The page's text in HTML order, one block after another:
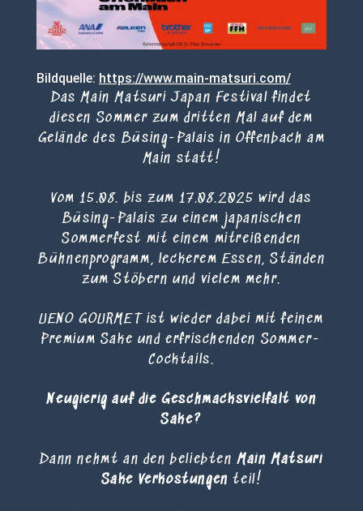
Bildquelle: https://www.main-matsuri.com/
Das Main Matsuri Japan Festival findet
diesen Sommer zum dritten Mal auf dem
Gelände des Büsing-Palais in Offenbach am
Main statt!
Vom 15.08. bis zum 17.08.2025 wird das
Büsing-Palais zu einem japanischen
Sommerfest mit einem mitreißenden
Bühnenprogramm, leckerem Essen, Ständen
zum Stöbern und vielem mehr.
UENO GOURMET ist wieder dabei mit feinem
Premium Sake und erfrischenden Sommer-
Cocktails.
Neugierig auf die Geschmacksvielfalt von
Sake?
Dann nehmt an den beliebten Main Matsuri
Sake Verkostungenteil!